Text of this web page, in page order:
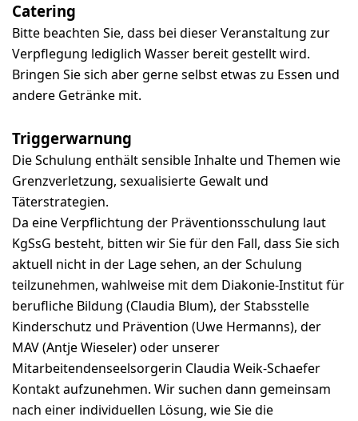
Catering
Bitte beachten Sie, dass bei dieser Veranstaltung zur
Verpflegung lediglich Wasser bereit gestellt wird.
Bringen Sie sich aber gerne selbst etwas zu Essen und
andere Getränke mit.
Triggerwarnung
Die Schulung enthält sensible Inhalte und Themen wie
Grenzverletzung, sexualisierte Gewalt und
Täterstrategien.
Da eine Verpflichtung der Präventionsschulung laut
KgSsG besteht, bitten wir Sie für den Fall, dass Sie sich
aktuell nicht in der Lage sehen, an der Schulung
teilzunehmen, wahlweise mit dem Diakonie-Institut für
berufliche Bildung (Claudia Blum), der Stabsstelle
Kinderschutz und Prävention (Uwe Hermanns), der
MAV (Antje Wieseler) oder unserer
Mitarbeitendenseelsorgerin Claudia Weik-Schaefer
Kontakt aufzunehmen. Wir suchen dann gemeinsam
nach einer individuellen Lösung, wie Sie die